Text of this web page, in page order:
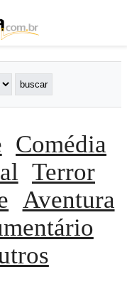
Comédia
Terror
Aventura